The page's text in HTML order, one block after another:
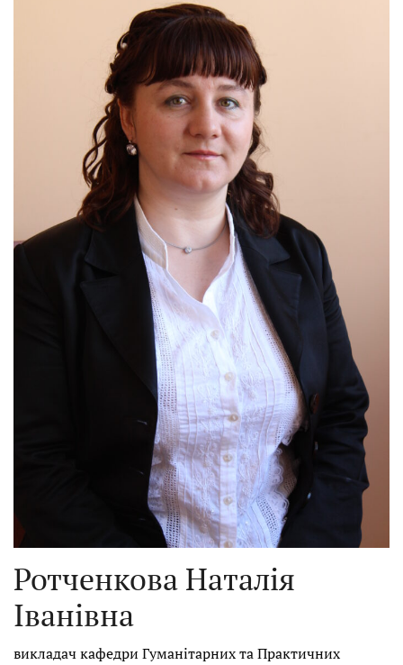
Ротченкова Наталія
Іванівна
викладач кафедри Гуманітарних та Практичних